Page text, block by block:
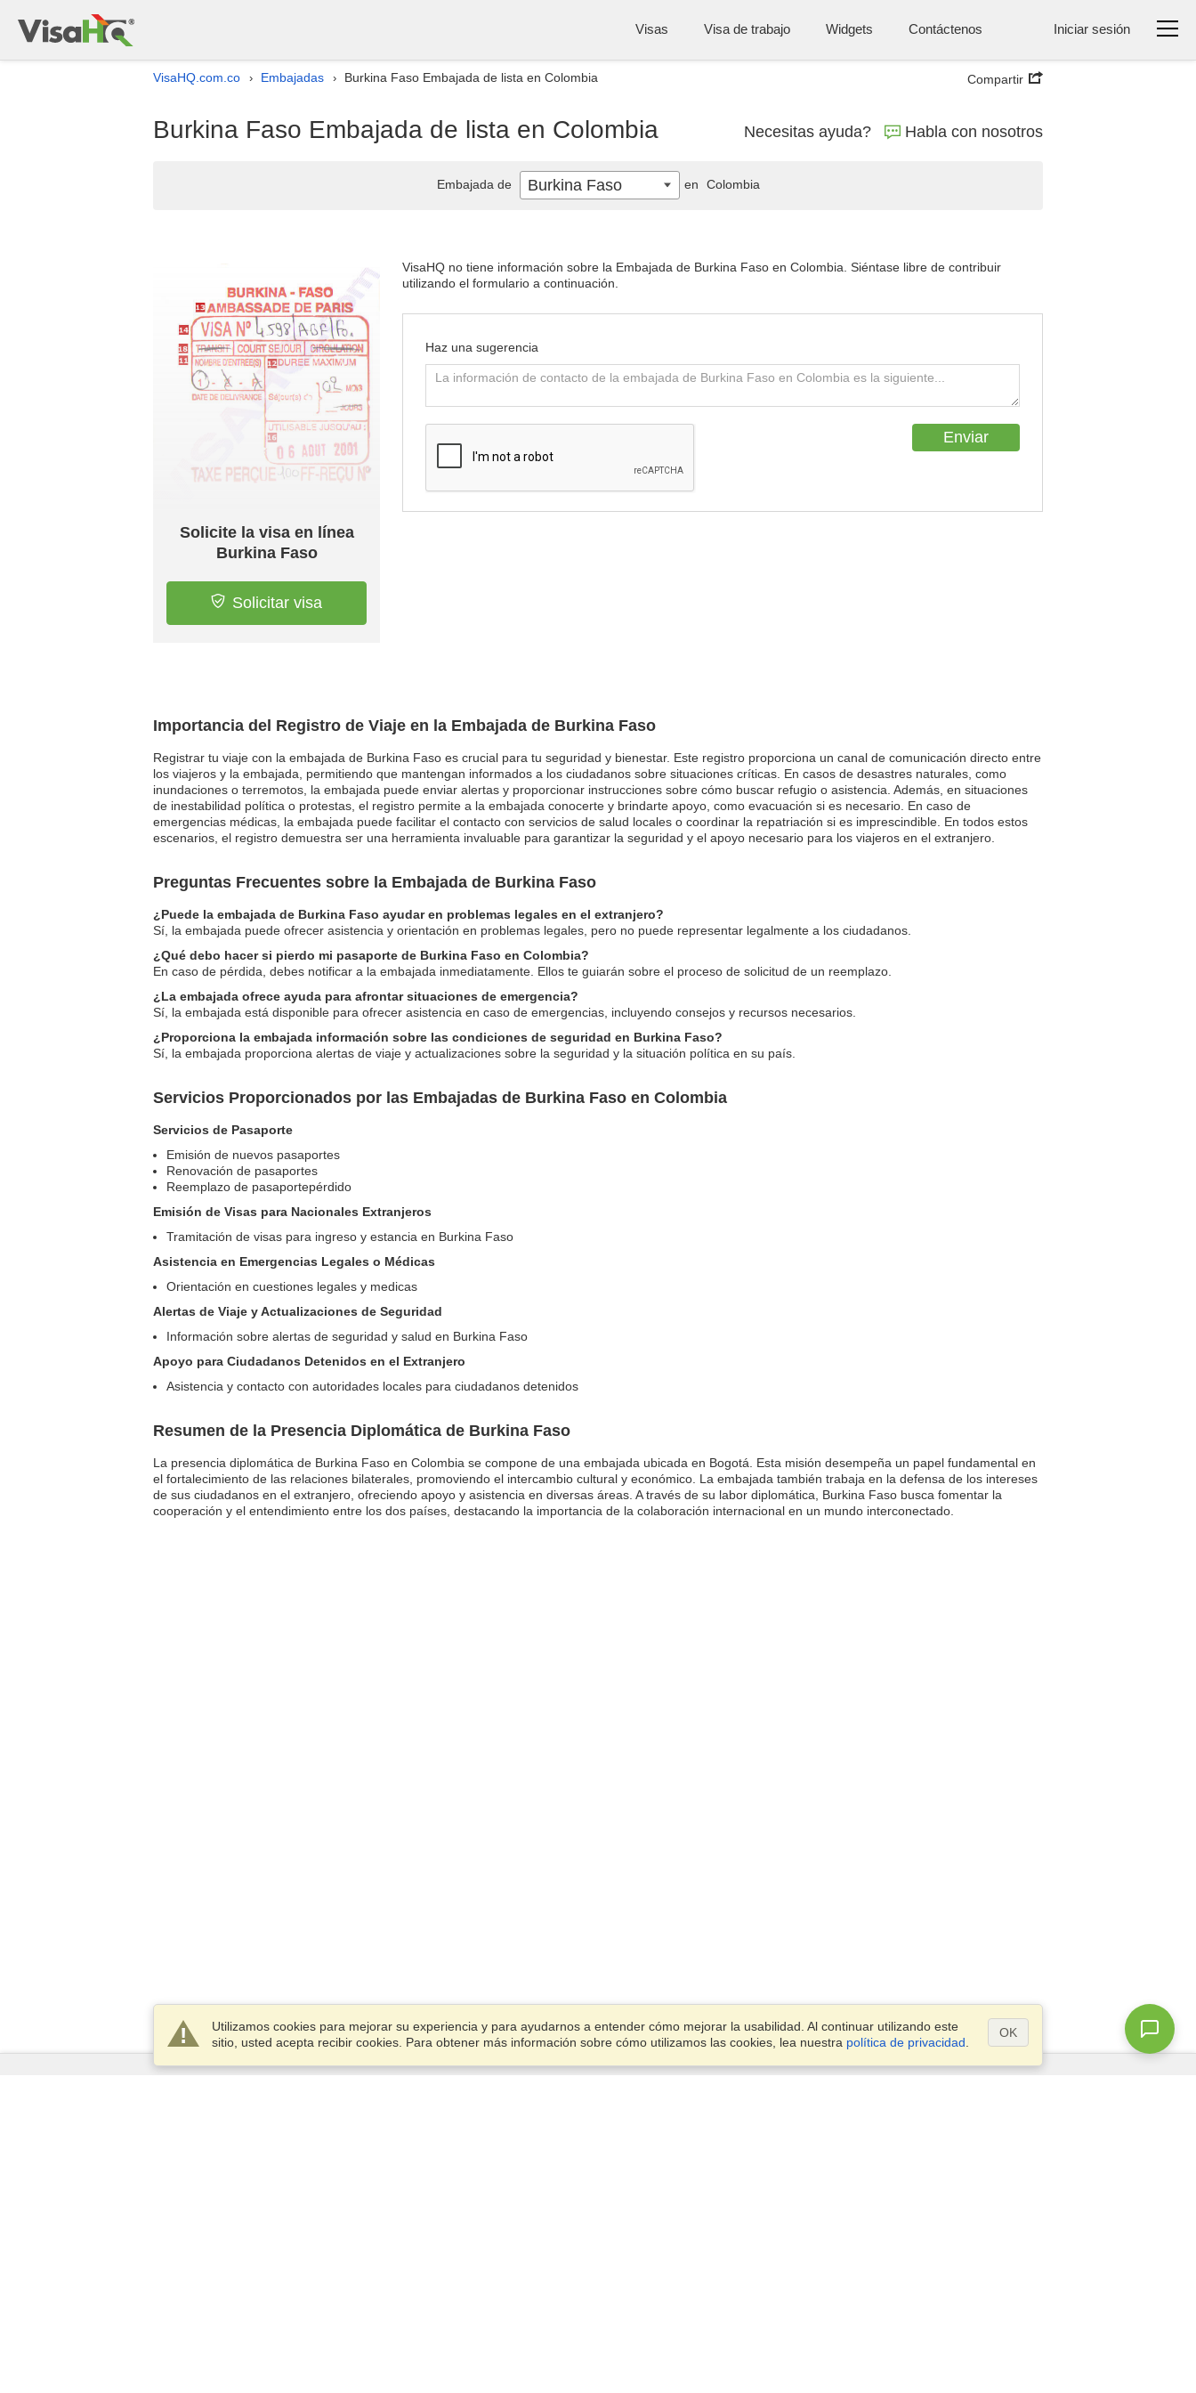
Visas Visa de trabajo Widgets Contáctenos Iniciar sesión
VisaHQ.com.co › Embajadas › Burkina Faso Embajada de lista en Colombia Compartir
Burkina Faso Embajada de lista en Colombia Necesitas ayuda? Habla con nosotros
Importancia del Registro de Viaje en la Embajada de Burkina Faso
Registrar tu viaje con la embajada de Burkina Faso es crucial para tu seguridad y bienestar. Este registro proporciona un canal de comunicación directo entre
los viajeros y la embajada, permitiendo que mantengan informados a los ciudadanos sobre situaciones críticas. En casos de desastres naturales, como
inundaciones o terremotos, la embajada puede enviar alertas y proporcionar instrucciones sobre cómo buscar refugio o asistencia. Además, en situaciones
de inestabilidad política o protestas, el registro permite a la embajada conocerte y brindarte apoyo, como evacuación si es necesario. En caso de
emergencias médicas, la embajada puede facilitar el contacto con servicios de salud locales o coordinar la repatriación si es imprescindible. En todos estos
escenarios, el registro demuestra ser una herramienta invaluable para garantizar la seguridad y el apoyo necesario para los viajeros en el extranjero.
Preguntas Frecuentes sobre la Embajada de Burkina Faso
¿Puede la embajada de Burkina Faso ayudar en problemas legales en el extranjero?
Sí, la embajada puede ofrecer asistencia y orientación en problemas legales, pero no puede representar legalmente a los ciudadanos.
¿Qué debo hacer si pierdo mi pasaporte de Burkina Faso en Colombia?
En caso de pérdida, debes notificar a la embajada inmediatamente. Ellos te guiarán sobre el proceso de solicitud de un reemplazo.
¿La embajada ofrece ayuda para afrontar situaciones de emergencia?
Sí, la embajada está disponible para ofrecer asistencia en caso de emergencias, incluyendo consejos y recursos necesarios.
¿Proporciona la embajada información sobre las condiciones de seguridad en Burkina Faso?
Sí, la embajada proporciona alertas de viaje y actualizaciones sobre la seguridad y la situación política en su país.
Servicios Proporcionados por las Embajadas de Burkina Faso en Colombia
Servicios de Pasaporte
Emisión de nuevos pasaportes
Renovación de pasaportes
Reemplazo de pasaportepérdido
Emisión de Visas para Nacionales Extranjeros
Tramitación de visas para ingreso y estancia en Burkina Faso
Asistencia en Emergencias Legales o Médicas
Orientación en cuestiones legales y medicas
Alertas de Viaje y Actualizaciones de Seguridad
Información sobre alertas de seguridad y salud en Burkina Faso
Apoyo para Ciudadanos Detenidos en el Extranjero
Asistencia y contacto con autoridades locales para ciudadanos detenidos
Resumen de la Presencia Diplomática de Burkina Faso
La presencia diplomática de Burkina Faso en Colombia se compone de una embajada ubicada en Bogotá. Esta misión desempeña un papel fundamental en
el fortalecimiento de las relaciones bilaterales, promoviendo el intercambio cultural y económico. La embajada también trabaja en la defensa de los intereses
de sus ciudadanos en el extranjero, ofreciendo apoyo y asistencia en diversas áreas. A través de su labor diplomática, Burkina Faso busca fomentar la
cooperación y el entendimiento entre los dos países, destacando la importancia de la colaboración internacional en un mundo interconectado.
Solicite la visa en línea
Burkina Faso
Solicitar visa
VisaHQ no tiene información sobre la Embajada de Burkina Faso en Colombia. Siéntase libre de contribuir
utilizando el formulario a continuación.
Haz una sugerencia
Embajada de Burkina Faso en Colombia
Utilizamos cookies para mejorar su experiencia y para ayudarnos a entender cómo mejorar la usabilidad. Al continuar utilizando este
sitio, usted acepta recibir cookies. Para obtener más información sobre cómo utilizamos las cookies, lea nuestra política de privacidad
OK